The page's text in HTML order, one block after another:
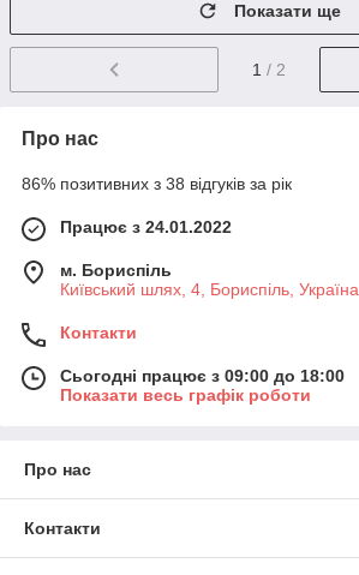
Показати ще
1 / 2
Про нас
86% позитивних з 38 відгуків за рік
Працює з 24.01.2022
м. Бориспіль
Київський шлях, 4, Бориспіль, Україна
Контакти
Сьогодні працює з 09:00 до 18:00
Показати весь графік роботи
Про нас
Контакти